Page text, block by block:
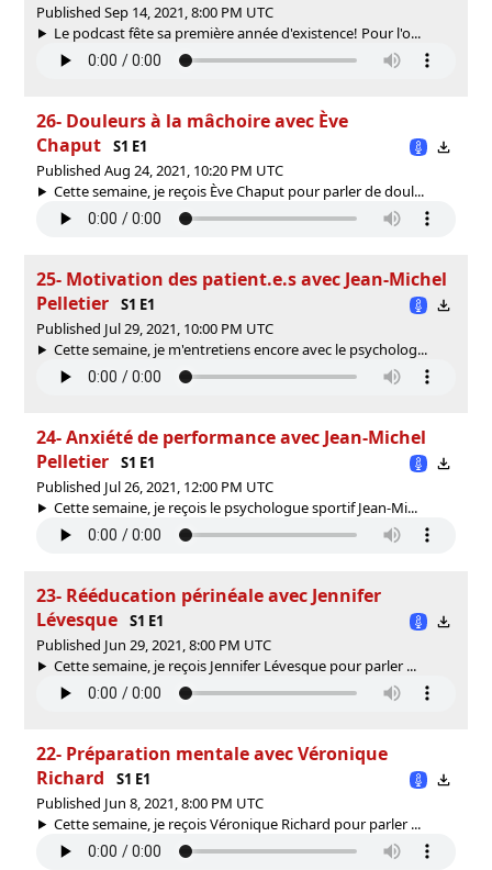
Published Sep 14, 2021, 8:00 PM UTC
Le podcast fête sa première année d'existence! Pour l'o...
26- Douleurs à la mâchoire avec Ève
Chaput
S1 E1
Published Aug 24, 2021, 10:20 PM UTC
Cette semaine, je reçois Ève Chaput pour parler de doul...
25- Motivation des patient.e.s avec Jean-Michel
Pelletier
S1 E1
Published Jul 29, 2021, 10:00 PM UTC
Cette semaine, je m'entretiens encore avec le psycholog...
24- Anxiété de performance avec Jean-Michel
Pelletier
S1 E1
Published Jul 26, 2021, 12:00 PM UTC
Cette semaine, je reçois le psychologue sportif Jean-Mi...
23- Rééducation périnéale avec Jennifer
Lévesque
S1 E1
Published Jun 29, 2021, 8:00 PM UTC
Cette semaine, je reçois Jennifer Lévesque pour parler ...
22- Préparation mentale avec Véronique
Richard
S1 E1
Published Jun 8, 2021, 8:00 PM UTC
Cette semaine, je reçois Véronique Richard pour parler ...